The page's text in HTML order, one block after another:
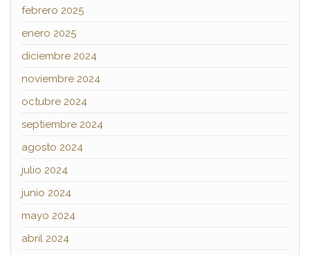
febrero 2025
enero 2025
diciembre 2024
noviembre 2024
octubre 2024
septiembre 2024
agosto 2024
julio 2024
junio 2024
mayo 2024
abril 2024